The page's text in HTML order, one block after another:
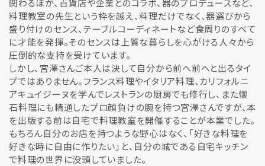
関わるほか、百貨店や企業とのコラボ、器のプロデュースなど、
料理教室の先生という枠を越え、料理だけでなく、器選びから
盛り付けのセンス、テーブルコーディネートなど食周りのすべて
に才能を発揮。そのセンスは上質な暮らしを心がける人々から
圧倒的な支持を受けています。
しかし、宮澤さんご本人は決して自分から前へ前へと出るタイ
プではありません。フランス料理やイタリア料理、カリフォルニ
アキュイジーヌを学んでレストランの厨房でも修行し、また懐
石料理にも精通したプロ顔負けの腕を持つ宮澤さんですが、本
を出版する前は自宅で料理教室を開催することが本業でした。
もちろん自分のお店を持つような野心はなく、「好きな料理を
好きな時に自由に作りたい」と、自分の城である自宅キッチン
で料理の世界に没頭していました。